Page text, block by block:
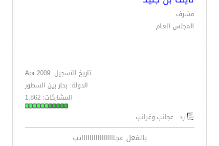
مشرف
المجلس العـام
تاريخ التسجيل: Apr 2009
الدولة: بحار بين السطور
المشاركات: 1,862
رد : عجائب وغرائب
بالفعل عجااااااااااااااااائب